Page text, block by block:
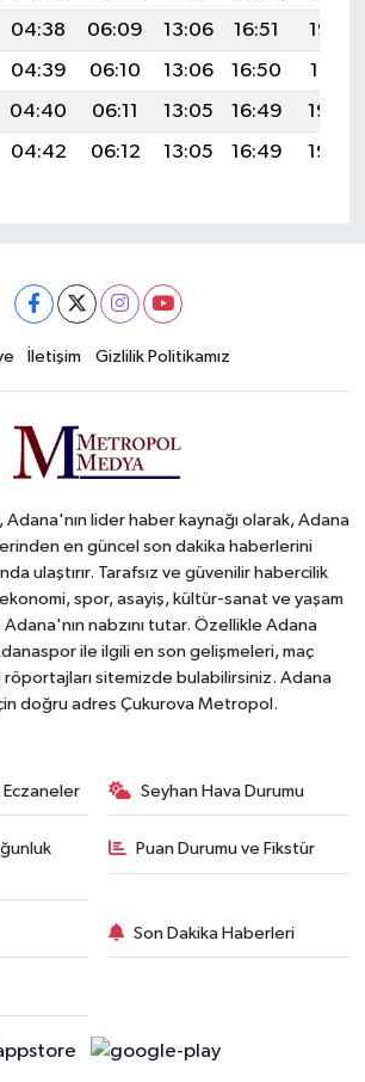
04:38 06:09 13:06 16:51
19:53
04:39 06:10 13:06 16:50
19:51
04:40 06:11 13:05 16:49
19:50
04:42 06:12 13:05 16:49 19:48
İletişim Gizlilik Politikamız
lider haber kaynağı olarak, Adana
en güncel son dakika haberlerini
ulaştırır. Tarafsız ve güvenilir habercilik
ekonomi, spor, asayiş, kültür-sanat ve yaşam
nabzını tutar. Özellikle Adana
ile ilgili en son gelişmeleri, maç
sitemizde bulabilirsiniz. Adana
doğru adres Çukurova Metropol.
Seyhan Hava Durumu
Puan Durumu ve Fikstür
Son Dakika Haberleri